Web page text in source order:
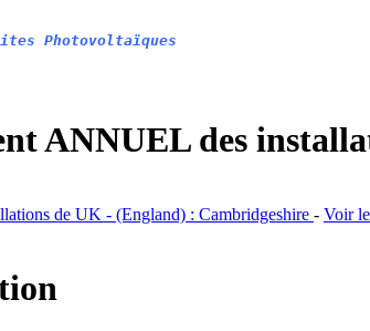
Photovoltaïques
ANNUEL des
de UK - (England) : Cambridgeshire - Voir